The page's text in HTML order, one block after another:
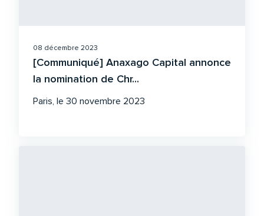
08 décembre 2023
[Communiqué] Anaxago Capital annonce
la nomination de Chr...
Paris, le 30 novembre 2023